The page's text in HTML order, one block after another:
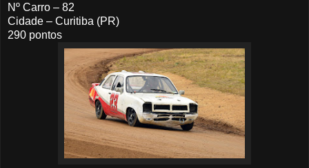
Nº Carro – 82
Cidade – Curitiba (PR)
290 pontos